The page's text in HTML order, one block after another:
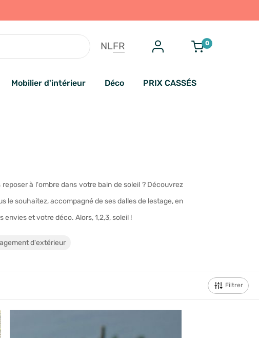
NLFR 0
Mobilier d'intérieur Déco PRIX CASSÉS
à l'ombre dans votre bain de soleil ? Découvrez
le souhaitez, accompagné de ses dalles de lestage, en
et votre déco. Alors, 1,2,3, soleil !
d'extérieur
Filtrer